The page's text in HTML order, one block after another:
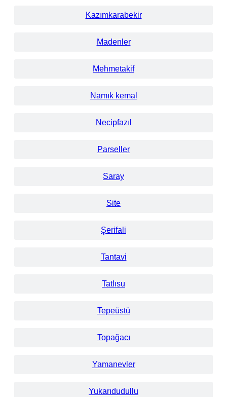
Kazımkarabekir
Madenler
Mehmetakif
Namık kemal
Necipfazıl
Parseller
Saray
Site
Şerifali
Tantavi
Tatlısu
Tepeüstü
Topağacı
Yamanevler
Yukarıdudullu